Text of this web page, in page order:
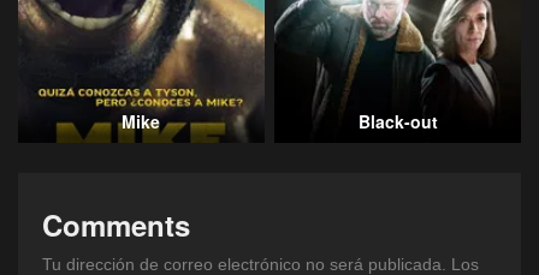
Mike Black-out
Comments
Tu dirección de correo electrónico no será publicada.
Los